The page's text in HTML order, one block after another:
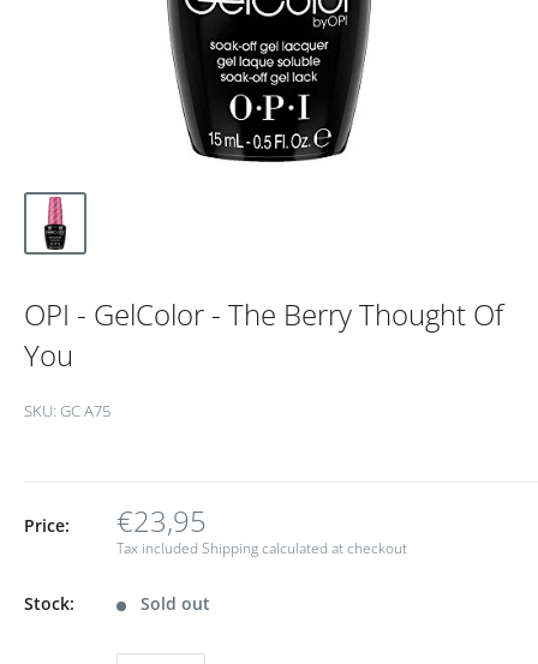
OPI - GelColor - The Berry Thought Of
You
SKU: GC A75
Price: €23,95
Tax included Shipping calculated at checkout
Stock: Sold out